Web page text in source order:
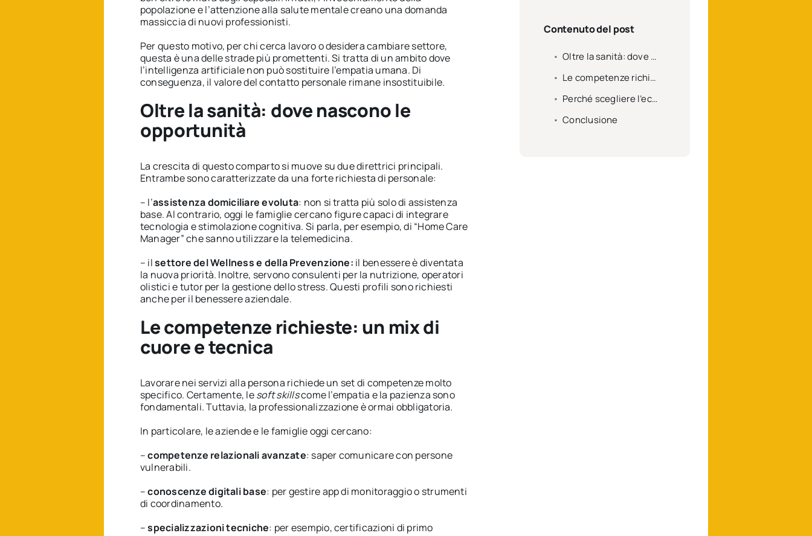
popolazione e l’attenzione alla salute mentale creano una domanda
massiccia di nuovi professionisti.
Per questo motivo, per chi cerca lavoro o desidera cambiare settore,
questa è una delle strade più promettenti. Si tratta di un ambito dove
l’intelligenza artificiale non può sostituire l’empatia umana. Di
conseguenza, il valore del contatto personale rimane insostituibile.
Oltre la sanità: dove nascono le
opportunità
La crescita di questo comparto si muove su due direttrici principali.
Entrambe sono caratterizzate da una forte richiesta di personale:
– l’assistenza domiciliare evoluta: non si tratta più solo di assistenza
base. Al contrario, oggi le famiglie cercano figure capaci di integrare
tecnologia e stimolazione cognitiva. Si parla, per esempio, di “Home Care
Manager” che sanno utilizzare la telemedicina.
– ilsettore del Wellness e della Prevenzione: il benessere è diventata
la nuova priorità. Inoltre, servono consulenti per la nutrizione, operatori
olistici e tutor per la gestione dello stress. Questi profili sono richiesti
anche per il benessere aziendale.
Le competenze richieste: un mix di
cuore e tecnica
Lavorare nei servizi alla persona richiede un set di competenze molto
specifico. Certamente, lesoft skillscome l’empatia e la pazienza sono
fondamentali. Tuttavia, la professionalizzazione è ormai obbligatoria.
In particolare, le aziende e le famiglie oggi cercano:
–competenze relazionali avanzate: saper comunicare con persone
vulnerabili.
–conoscenze digitali base: per gestire app di monitoraggio o strumenti
di coordinamento.
–specializzazioni tecniche: per esempio, certificazioni di primo
Contenuto del post
Oltre la sanità: dove nascono le opportunità
Le competenze richieste: un mix di cuore e tecnica
Perché scegliere l’economia della cura oggi?
Conclusione